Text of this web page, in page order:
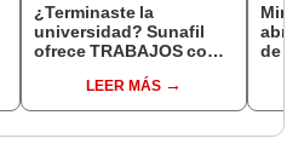
¿Terminaste la
universidad? Sunafil
ofrece TRABAJOS con
S/10.000: postula AQUÍ
LEER MÁS
abre
de